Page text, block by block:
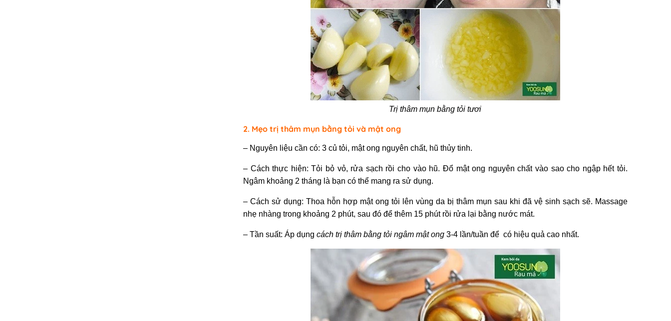
Trị thâm mụn bằng tỏi tươi
2. Mẹo trị thâm mụn bằng tỏi và mật ong
– Nguyên liệu cần có: 3 củ tỏi, mật ong nguyên chất, hũ thủy tinh.
– Cách thực hiện: Tỏi bỏ vỏ, rửa sạch rồi cho vào hũ. Đổ mật ong nguyên chất vào sao cho ngập hết tỏi.
Ngâm khoảng 2 tháng là bạn có thể mang ra sử dụng.
– Cách sử dụng: Thoa hỗn hợp mật ong tỏi lên vùng da bị thâm mụn sau khi đã vệ sinh sạch sẽ. Massage
nhẹ nhàng trong khoảng 2 phút, sau đó để thêm 15 phút rồi rửa lại bằng nước mát.
– Tần suất: Áp dụng cách trị thâm bằng tỏi ngâm mật ong3-4 lần/tuần để có hiệu quả cao nhất.